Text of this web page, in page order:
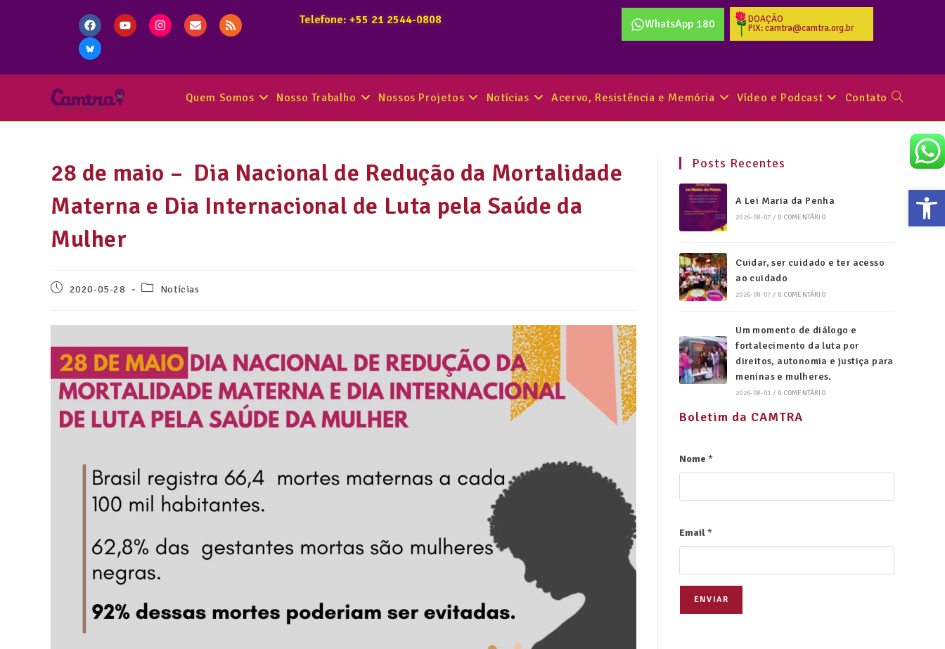
Telefone: +55 21 2544-0808 WhatsApp 180
DOAÇÃO
PIX: camtra@camtra.org.br
Quem Somos Nosso Trabalho Nossos Projetos Notícias Acervo, Resistência e Memória Vídeo e Podcast Contato
28 de maio – Dia Nacional de Redução da Mortalidade
Materna e Dia Internacional de Luta pela Saúde da
Mulher
2020-05-28 Notícias
Posts Recentes
A Lei Maria da Penha
2026-08-07 / 0 COMENTÁRIO
Cuidar, ser cuidado e ter acesso
ao cuidado
2026-08-07 / 0 COMENTÁRIO
Um momento de diálogo e
fortalecimento da luta por
direitos, autonomia e justiça para
meninas e mulheres.
2026-08-01 / 0 COMENTÁRIO
Boletim da CAMTRA
Nome *
Email*
ENVIAR